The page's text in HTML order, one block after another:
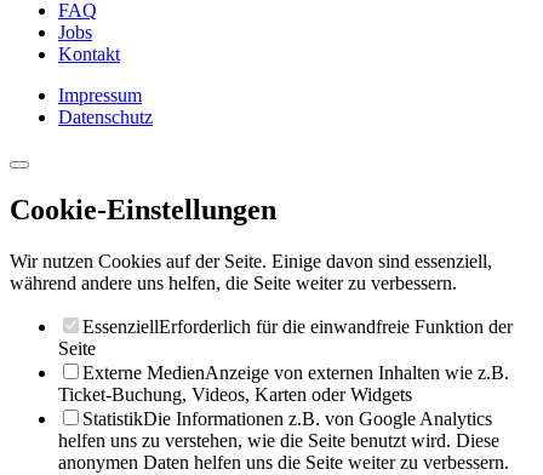
FAQ
Jobs
Kontakt
Impressum
Datenschutz
Cookie-Einstellungen
Wir nutzen Cookies auf der Seite. Einige davon sind essenziell,
während andere uns helfen, die Seite weiter zu verbessern.
EssenziellErforderlich für die einwandfreie Funktion der
Seite
Externe MedienAnzeige von externen Inhalten wie z.B.
Ticket-Buchung, Videos, Karten oder Widgets
StatistikDie Informationen z.B. von Google Analytics
helfen uns zu verstehen, wie die Seite benutzt wird. Diese
anonymen Daten helfen uns die Seite weiter zu verbessern.